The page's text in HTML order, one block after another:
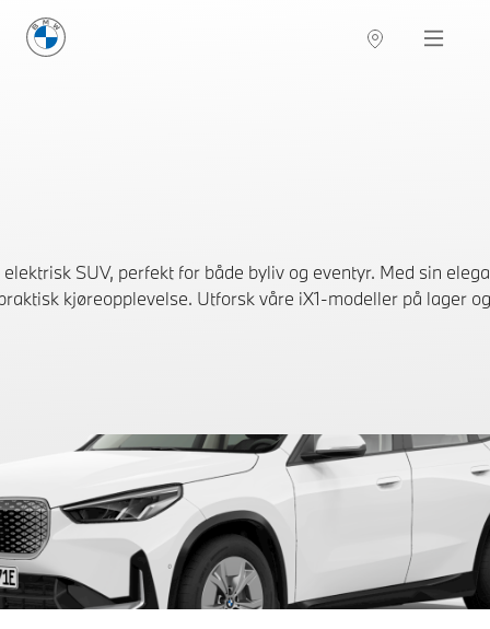
BMW Norge Navigation
SUV, perfekt for både byliv og eventyr. Med sin
kjøreopplevelse. Utforsk våre iX1-modeller på lager